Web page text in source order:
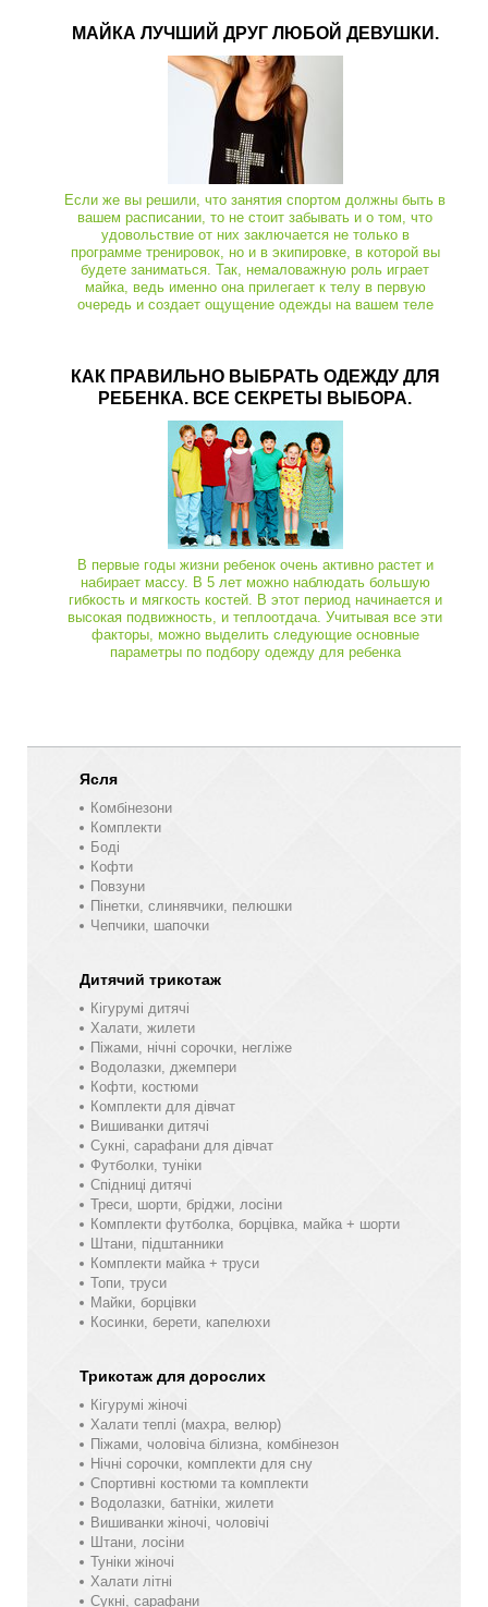
МАЙКА ЛУЧШИЙ ДРУГ ЛЮБОЙ ДЕВУШКИ.
Если же вы решили, что занятия спортом должны быть в
вашем расписании, то не стоит забывать и о том, что
удовольствие от них заключается не только в
программе тренировок, но и в экипировке, в которой вы
будете заниматься. Так, немаловажную роль играет
майка, ведь именно она прилегает к телу в первую
очередь и создает ощущение одежды на вашем теле
КАК ПРАВИЛЬНО ВЫБРАТЬ ОДЕЖДУ ДЛЯ
РЕБЕНКА. ВСЕ СЕКРЕТЫ ВЫБОРА.
В первые годы жизни ребенок очень активно растет и
набирает массу. В 5 лет можно наблюдать большую
гибкость и мягкость костей. В этот период начинается и
высокая подвижность, и теплоотдача. Учитывая все эти
факторы, можно выделить следующие основные
параметры по подбору одежду для ребенка
Ясля
Комбінезони
Комплекти
Боді
Кофти
Повзуни
Пінетки, слинявчики, пелюшки
Чепчики, шапочки
Дитячий трикотаж
Кігурумі дитячі
Халати, жилети
Піжами, нічні сорочки, негліже
Водолазки, джемпери
Кофти, костюми
Комплекти для дівчат
Вишиванки дитячі
Сукні, сарафани для дівчат
Футболки, туніки
Спідниці дитячі
Треси, шорти, бріджи, лосіни
Комплекти футболка, борцівка, майка + шорти
Штани, підштанники
Комплекти майка + труси
Топи, труси
Майки, борцівки
Косинки, берети, капелюхи
Трикотаж для дорослих
Кігурумі жіночі
Халати теплі (махра, велюр)
Піжами, чоловіча білизна, комбінезон
Нічні сорочки, комплекти для сну
Спортивні костюми та комплекти
Водолазки, батніки, жилети
Вишиванки жіночі, чоловічі
Штани, лосіни
Туніки жіночі
Халати літні
Сукні, сарафани